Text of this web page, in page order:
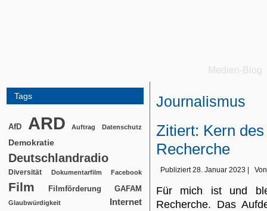
Medien-Blog
Tags
AfD ARD Auftrag Datenschutz
Demokratie
Deutschlandradio
Diversität Dokumentarfilm Facebook
Film Filmförderung GAFAM
Glaubwürdigkeit Internet
Journalismus
Zitiert: Kern
Recherche
Publiziert 28. Januar 2023 Von
Für mich ist und
Recherche. Das